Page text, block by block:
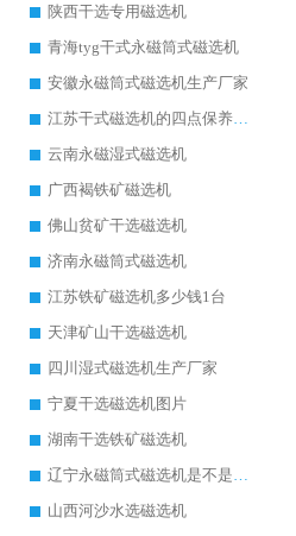
陕西干选专用磁选机
青海tyg干式永磁筒式磁选机
安徽永磁筒式磁选机生产厂家
江苏干式磁选机的四点保养秘籍
云南永磁湿式磁选机
广西褐铁矿磁选机
佛山贫矿干选磁选机
济南永磁筒式磁选机
江苏铁矿磁选机多少钱1台
天津矿山干选磁选机
四川湿式磁选机生产厂家
宁夏干选磁选机图片
湖南干选铁矿磁选机
辽宁永磁筒式磁选机是不是强磁
山西河沙水选磁选机